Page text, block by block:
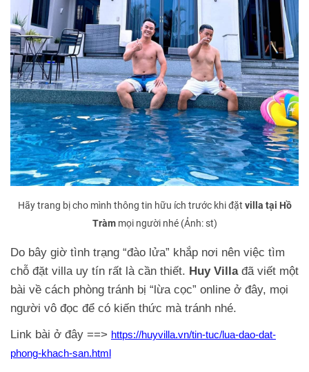
Hãy trang bị cho mình thông tin hữu ích trước khi đặt villa tại Hồ
Tràmmọi người nhé (Ảnh: st)
Do bây giờ tình trạng “đào lửa” khắp nơi nên việc tìm
chỗ đặt villa uy tín rất là cần thiết. Huy Villađã viết một
bài về cách phòng tránh bị “lừa cọc” online ở đây, mọi
người vô đọc để có kiến thức mà tránh nhé.
Link bài ở đây ==> https://huyvilla.vn/tin-tuc/lua-dao-dat-
phong-khach-san.html